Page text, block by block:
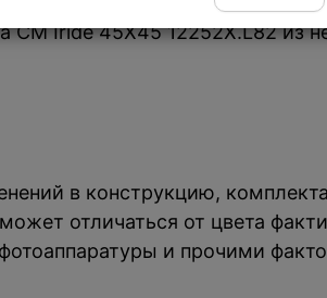
CM Iride 45Х45 12252X.L82 из
в конструкцию,
отличаться от цвета
и прочими